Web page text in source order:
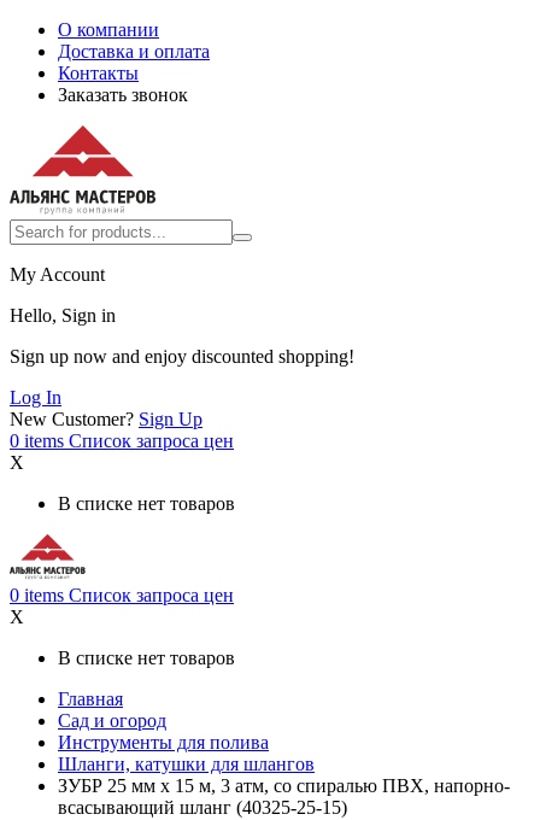
О компании
Доставка и оплата
Контакты
Заказать звонок
My Account
Hello, Sign in
Sign up now and enjoy discounted shopping!
Log In
New Customer? Sign Up
0 items Список запроса цен
X
В списке нет товаров
0 items Список запроса цен
X
В списке нет товаров
Главная
Сад и огород
Инструменты для полива
Шланги, катушки для шлангов
ЗУБР 25 мм x 15 м, 3 атм, со спиралью ПВХ, напорно-
всасывающий шланг (40325-25-15)